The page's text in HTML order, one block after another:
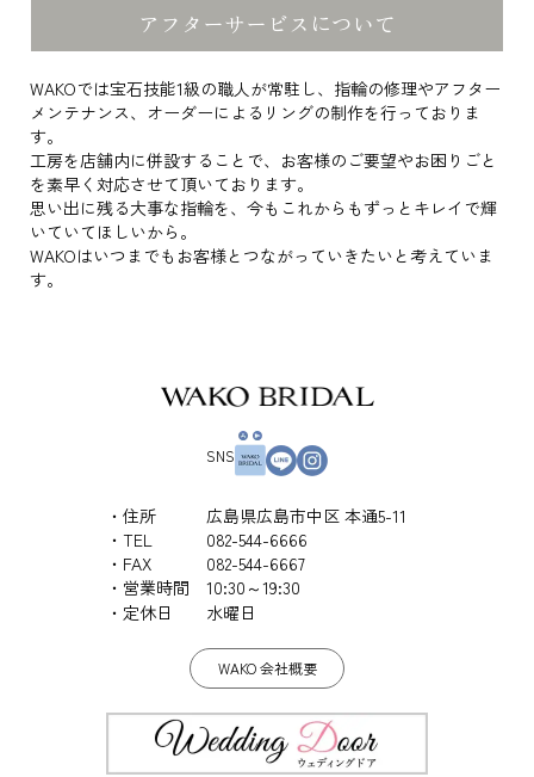
アフターサービスについて
WAKOでは宝石技能1級の職人が常駐し、指輪の修理やアフター
メンテナンス、オーダーによるリングの制作を行っておりま
す。
工房を店舗内に併設することで、お客様のご要望やお困りごと
を素早く対応させて頂いております。
思い出に残る大事な指輪を、今もこれからもずっとキレイで輝
いていてほしいから。
WAKOはいつまでもお客様とつながっていきたいと考えていま
す。
SNS
住所
広島県広島市中区 本通5-11
TEL
082-544-6666
FAX
082-544-6667
営業時間
10:30～19:30
定休日
水曜日
WAKO 会社概要